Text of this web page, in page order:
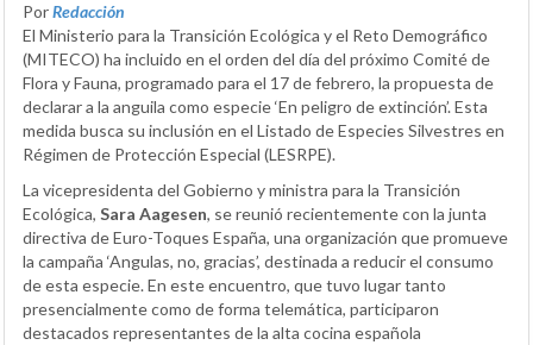
PorRedacción
El Ministerio para la Transición Ecológica y el Reto Demográfico
(MITECO) ha incluido en el orden del día del próximo Comité de
Flora y Fauna, programado para el 17 de febrero, la propuesta de
declarar a la anguila como especie ‘En peligro de extinción’. Esta
medida busca su inclusión en el Listado de Especies Silvestres en
Régimen de Protección Especial (LESRPE).
La vicepresidenta del Gobierno y ministra para la Transición
Ecológica, Sara Aagesen, se reunió recientemente con la junta
directiva de Euro-Toques España, una organización que promueve
la campaña ‘Angulas, no, gracias’, destinada a reducir el consumo
de esta especie. En este encuentro, que tuvo lugar tanto
presencialmente como de forma telemática, participaron
destacados representantes de la alta cocina española